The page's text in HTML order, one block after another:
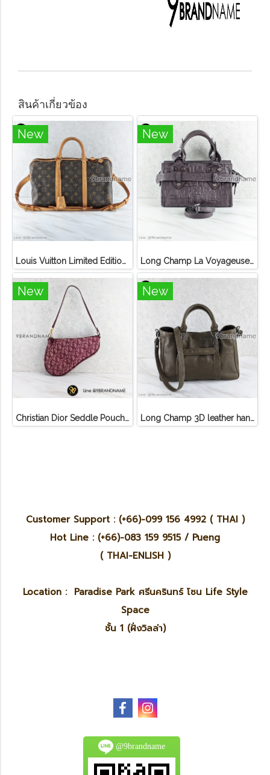
สินค้าเกี่ยวข้อง
New
Louis Vuitton Limited Edition Monogram Canvas Sofia Coppola SC Bag
New
Long Champ La Voyageuse Bag Leather
New
Christian Dior Seddle Pouch Accessory Hand Bag
New
Long Champ 3D leather handbag
Customer Support : (+66)-099 156 4992 ( THAI )
Hot Line : (+66)-083 159 9515 / Pueng
( THAI-ENLISH )
Location : Paradise Park ศรีนครินทร์ โซน Life Style
Space
ชั้น 1 (ฝั่งวิลล่า)
@9brandname